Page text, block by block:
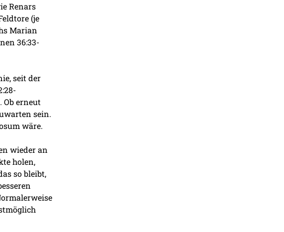
Renars
(je
Marian
36:33-
seit der
Ob erneut
sein.
wäre.
wieder an
holen,
so bleibt,